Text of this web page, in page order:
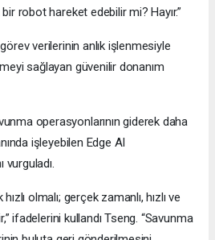
robot hareket edebilir mi? Hayır.”
verilerinin anlık işlenmesiyle
sağlayan güvenilir donanım
operasyonlarının giderek daha
işleyebilen Edge AI
vurguladı.
olmalı; gerçek zamanlı, hızlı ve
ifadelerini kullandı Tseng. “Savunma